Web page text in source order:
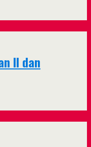
II dan